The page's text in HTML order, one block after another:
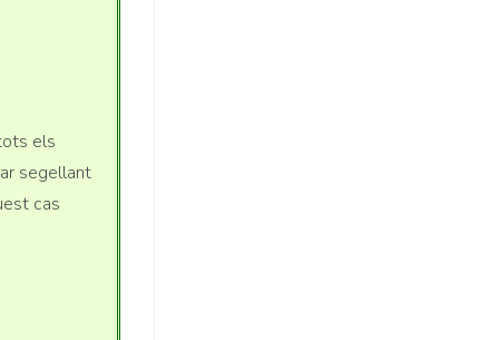
els
segellant
cas